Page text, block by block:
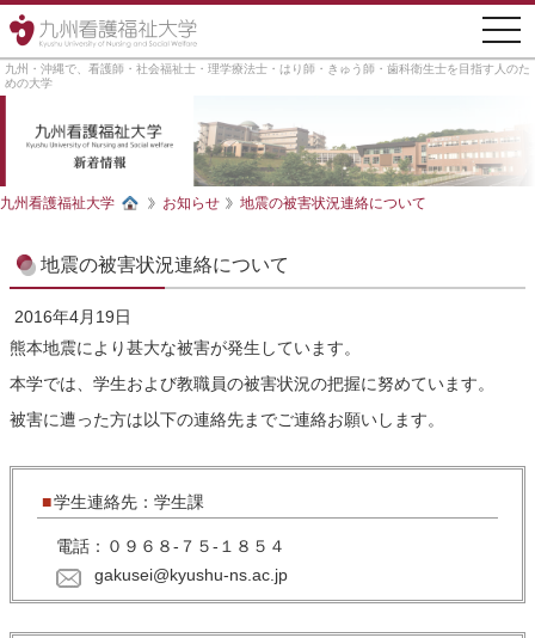
九州・沖縄で、看護師・社会福祉士・理学療法士・はり師・きゅう師・歯科衛生士を目指す人のた
めの大学
九州看護福祉大学 お知らせ 地震の被害状況連絡について
地震の被害状況連絡について
2016年4月19日
熊本地震により甚大な被害が発生しています。
本学では、学生および教職員の被害状況の把握に努めています。
被害に遭った方は以下の連絡先までご連絡お願いします。
学生連絡先：学生課
電話：０９６８‐７５‐１８５４
gakusei@kyushu-ns.ac.jp